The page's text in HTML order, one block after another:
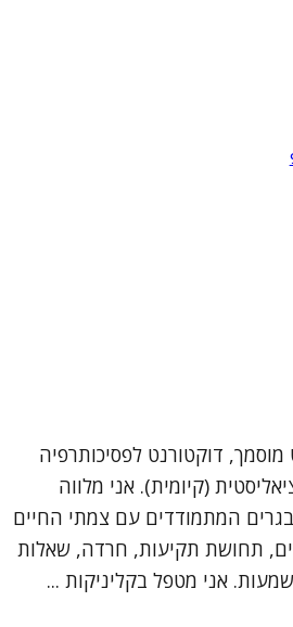
דוקטורנט לפסיכותרפיה
(קיומית). אני מלווה
המתמודדים עם צמתי החיים
תחושת תקיעות, חרדה, שאלות
אני מטפל בקליניקות ...